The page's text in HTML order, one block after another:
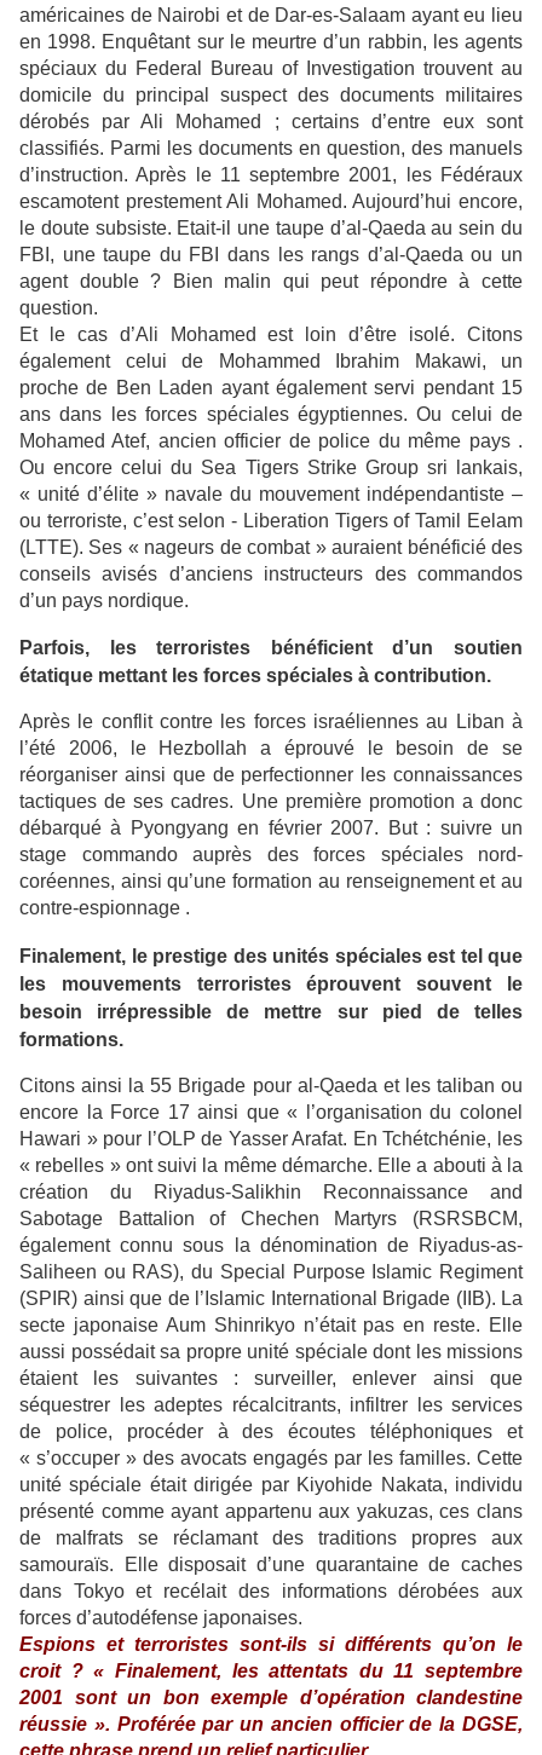
américaines de Nairobi et de Dar-es-Salaam ayant eu lieu
en 1998. Enquêtant sur le meurtre d’un rabbin, les agents
spéciaux du Federal Bureau of Investigation trouvent au
domicile du principal suspect des documents militaires
dérobés par Ali Mohamed ; certains d’entre eux sont
classifiés. Parmi les documents en question, des manuels
d’instruction. Après le 11 septembre 2001, les Fédéraux
escamotent prestement Ali Mohamed. Aujourd’hui encore,
le doute subsiste. Etait-il une taupe d’al-Qaeda au sein du
FBI, une taupe du FBI dans les rangs d’al-Qaeda ou un
agent double ? Bien malin qui peut répondre à cette
question.
Et le cas d’Ali Mohamed est loin d’être isolé. Citons
également celui de Mohammed Ibrahim Makawi, un
proche de Ben Laden ayant également servi pendant 15
ans dans les forces spéciales égyptiennes. Ou celui de
Mohamed Atef, ancien officier de police du même pays .
Ou encore celui du Sea Tigers Strike Group sri lankais,
« unité d’élite » navale du mouvement indépendantiste –
ou terroriste, c’est selon - Liberation Tigers of Tamil Eelam
(LTTE). Ses « nageurs de combat » auraient bénéficié des
conseils avisés d’anciens instructeurs des commandos
d’un pays nordique.
Parfois, les terroristes bénéficient d’un soutien
étatique mettant les forces spéciales à contribution.
Après le conflit contre les forces israéliennes au Liban à
l’été 2006, le Hezbollah a éprouvé le besoin de se
réorganiser ainsi que de perfectionner les connaissances
tactiques de ses cadres. Une première promotion a donc
débarqué à Pyongyang en février 2007. But : suivre un
stage commando auprès des forces spéciales nord-
coréennes, ainsi qu’une formation au renseignement et au
contre-espionnage .
Finalement, le prestige des unités spéciales est tel que
les mouvements terroristes éprouvent souvent le
besoin irrépressible de mettre sur pied de telles
formations.
Citons ainsi la 55 Brigade pour al-Qaeda et les taliban ou
encore la Force 17 ainsi que « l’organisation du colonel
Hawari » pour l’OLP de Yasser Arafat. En Tchétchénie, les
« rebelles » ont suivi la même démarche. Elle a abouti à la
création du Riyadus-Salikhin Reconnaissance and
Sabotage Battalion of Chechen Martyrs (RSRSBCM,
également connu sous la dénomination de Riyadus-as-
Saliheen ou RAS), du Special Purpose Islamic Regiment
(SPIR) ainsi que de l’Islamic International Brigade (IIB). La
secte japonaise Aum Shinrikyo n’était pas en reste. Elle
aussi possédait sa propre unité spéciale dont les missions
étaient les suivantes : surveiller, enlever ainsi que
séquestrer les adeptes récalcitrants, infiltrer les services
de police, procéder à des écoutes téléphoniques et
« s’occuper » des avocats engagés par les familles. Cette
unité spéciale était dirigée par Kiyohide Nakata, individu
présenté comme ayant appartenu aux yakuzas, ces clans
de malfrats se réclamant des traditions propres aux
samouraïs. Elle disposait d’une quarantaine de caches
dans Tokyo et recélait des informations dérobées aux
forces d’autodéfense japonaises.
Espions et terroristes sont-ils si différents qu’on le
croit ? « Finalement, les attentats du 11 septembre
2001 sont un bon exemple d’opération clandestine
réussie ». Proférée par un ancien officier de la DGSE,
cette phrase prend un relief particulier.